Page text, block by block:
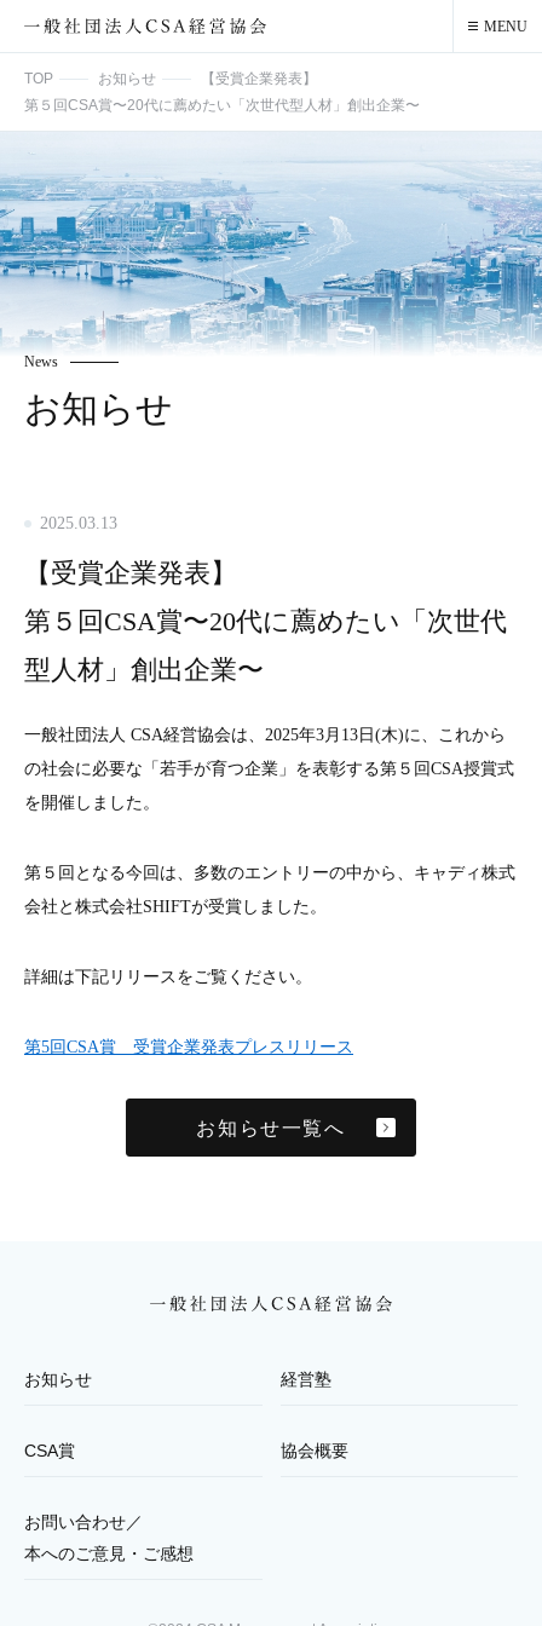
MENU
TOP お知らせ
【受賞企業発表】
第５回CSA賞〜20代に薦めたい「次世代型⼈材」創出企業〜
News
お知らせ
2025.03.13
【受賞企業発表】
第５回CSA賞〜20代に薦めたい「次世代
型⼈材」創出企業〜
一般社団法人 CSA経営協会は、2025年3月13日(木)に、これから
の社会に必要な「若手が育つ企業」を表彰する第５回CSA授賞式
を開催しました。
第５回となる今回は、多数のエントリーの中から、キャディ株式
会社と株式会社SHIFTが受賞しました。
詳細は下記リリースをご覧ください。
第5回CSA賞 受賞企業発表プレスリリース
お知らせ一覧へ
お知らせ 経営塾
CSA賞 協会概要
お問い合わせ／
本へのご意見・ご感想